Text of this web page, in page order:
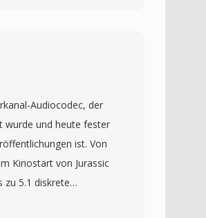
interne
komplexeren
mehrere Audiospuren,
Datei ermöglicht. Die
darunter
und
oder
Audiocodec, der
wurde und heute fester
ist. Von
Kinostart von Jurassic
zu 5.1 diskrete
zwischen 768